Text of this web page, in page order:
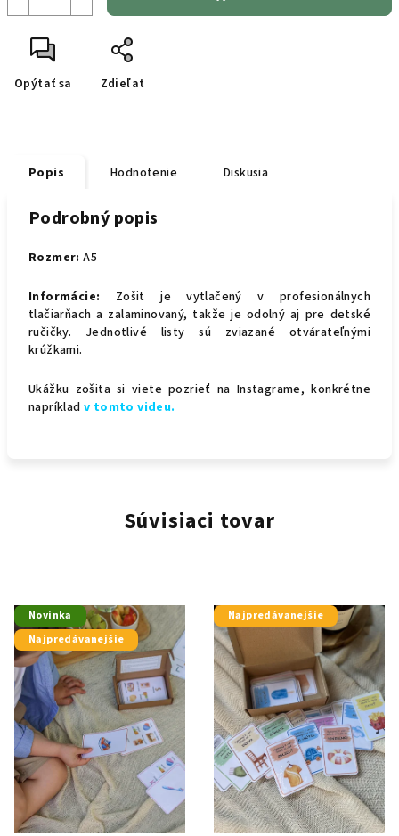
Opýtať sa Zdieľať
Popis Hodnotenie Diskusia
Podrobný popis
Rozmer: A5
Informácie: Zošit je vytlačený v profesionálnych
tlačiarňach a zalaminovaný, takže je odolný aj pre detské
ručičky. Jednotlivé listy sú zviazané otvárateľnými
krúžkami.
Ukážku zošita si viete pozrieť na Instagrame, konkrétne
napríkladv tomto videu.
Súvisiaci tovar
Novinka
Najpredávanejšie
Najpredávanejšie